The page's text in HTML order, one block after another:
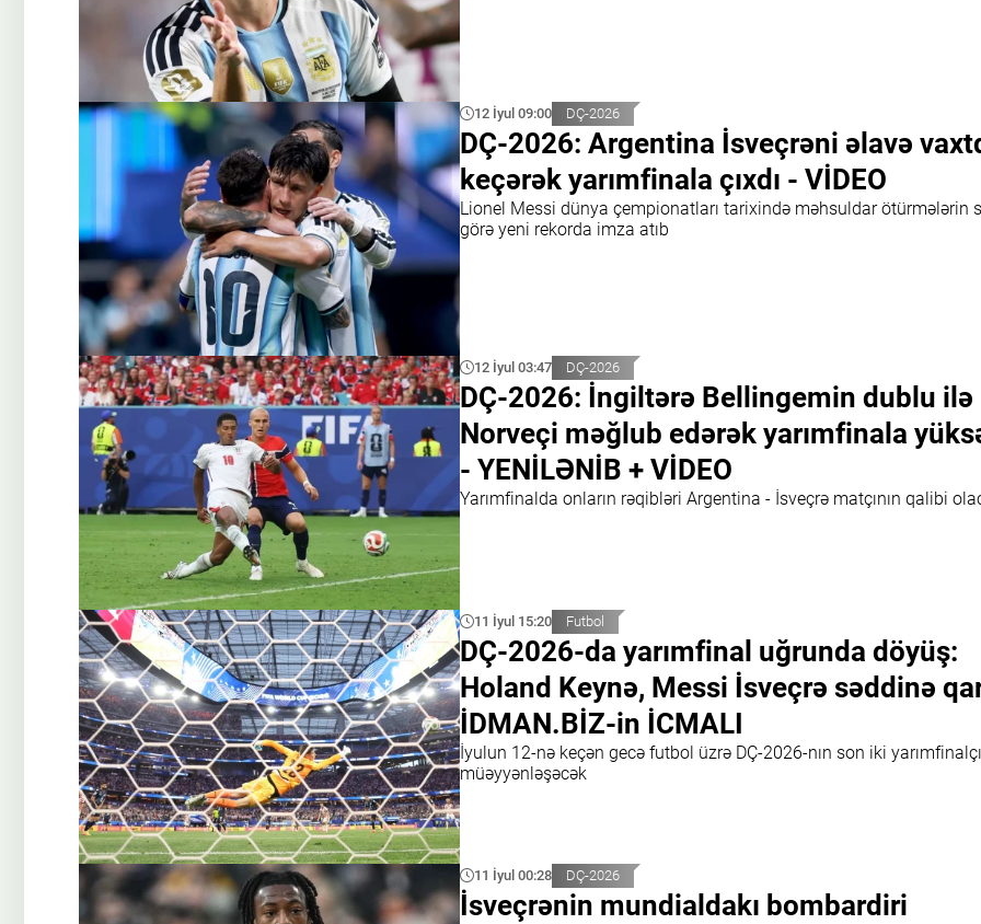
12 İyul 09:00 DÇ-2026
DÇ-2026: Argentina İsveçrəni əlavə
keçərək yarımfinala çıxdı - VİDEO
Lionel Messi dünya çempionatları tarixində məhsuldar ötürmələrin
görə yeni rekorda imza atıb
12 İyul 03:47 DÇ-2026
DÇ-2026: İngiltərə Bellingemin dublu ilə
Norveçi məğlub edərək yarımfinala
- YENİLƏNİB + VİDEO
Yarımfinalda onların rəqibləri Argentina - İsveçrə matçının qalibi
11 İyul 15:20 Futbol
DÇ-2026-da yarımfinal uğrunda döyüş:
Holand Keynə, Messi İsveçrə səddinə
İDMAN.BİZ-in İCMALI
İyulun 12-nə keçən gecə futbol üzrə DÇ-2026-nın son iki
müəyyənləşəcək
11 İyul 00:28 DÇ-2026
İsveçrənin mundialdakı bombardiri